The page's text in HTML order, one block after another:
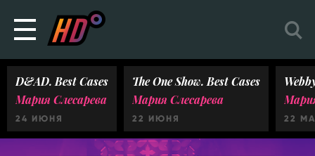
D&AD. Best Cases
Мария Слесарева
24 ИЮНЯ
The One Show. Best Cases
Мария Слесарева
22 ИЮНЯ 22